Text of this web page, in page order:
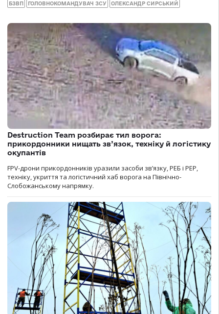
БЗВП ГОЛОВНОКОМАНДУВАЧ ЗСУ ОЛЕКСАНДР СИРСЬКИЙ
Destruction Team розбирає тил ворога:
прикордонники нищать зв’язок, техніку й логістику
окупантів
FPV-дрони прикордонників уразили засоби зв’язку, РЕБ і РЕР,
техніку, укриття та логістичний хаб ворога на Північно-
Слобожанському напрямку.